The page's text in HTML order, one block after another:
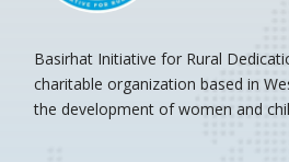
Basirhat Initiative for Rural
charitable organization based in
the development of women and